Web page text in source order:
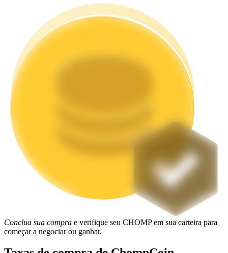
Estacamento
Altos retornos e acesso instantâneo
Staking flexível para ganhar tokens populares.
Conclua sua compra e verifique seu CHOMP em sua carteira para
começar a negociar ou ganhar.